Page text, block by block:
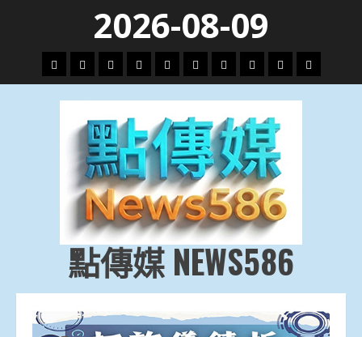
content
2026-08-09
頭
條
財
經
地
方.
會
文
教.
技
專
題
娛
樂
劇
政
治
國
際
運
動
生
活
點傳媒 NEWS586